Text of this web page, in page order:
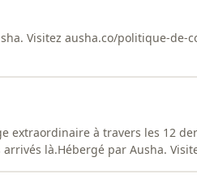
Visitez ausha.co/politique-de-
extraordinaire à travers les 12
là.Hébergé par Ausha.